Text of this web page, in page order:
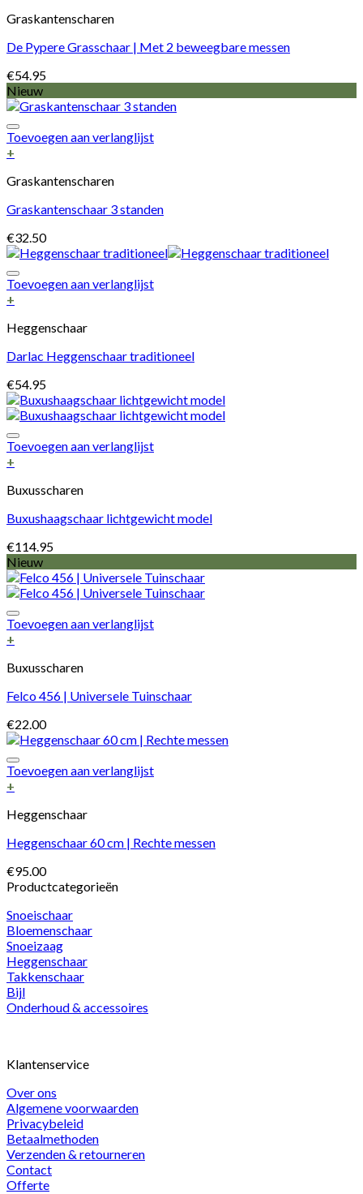
Graskantenscharen
De Pypere Grasschaar | Met 2 beweegbare messen
€54.95
Nieuw
Toevoegen aan verlanglijst
+
Graskantenscharen
Graskantenschaar 3 standen
€32.50
Toevoegen aan verlanglijst
+
Heggenschaar
Darlac Heggenschaar traditioneel
€54.95
Toevoegen aan verlanglijst
+
Buxusscharen
Buxushaagschaar lichtgewicht model
€114.95
Nieuw
Toevoegen aan verlanglijst
+
Buxusscharen
Felco 456 | Universele Tuinschaar
€22.00
Toevoegen aan verlanglijst
+
Heggenschaar
Heggenschaar 60 cm | Rechte messen
€95.00
Productcategorieën
Snoeischaar
Bloemenschaar
Snoeizaag
Heggenschaar
Takkenschaar
Bijl
Onderhoud & accessoires
Klantenservice
Over ons
Algemene voorwaarden
Privacybeleid
Betaalmethoden
Verzenden & retourneren
Contact
Offerte